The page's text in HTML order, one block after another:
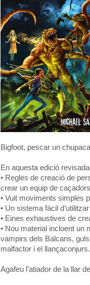
Bigfoot, pescar un
En aquesta edició
• Regles de creació de
crear un equip de
• Vuit moviments simples
• Un sistema fàcil
• Eines exhaustives de
• Nou material incloent un
vampirs dels Balcans,
malfactor i el llançaconjurs.
Agafeu l’atiador de la llar